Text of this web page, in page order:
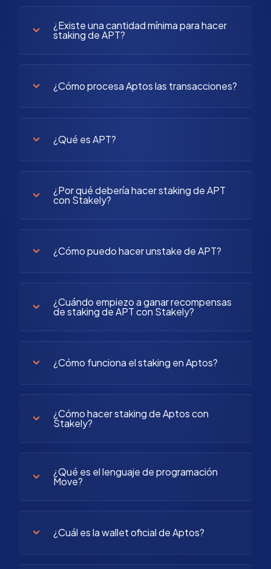
¿Existe una cantidad mínima para hacer
staking de APT?
¿Cómo procesa Aptos las transacciones?
¿Qué es APT?
¿Por qué debería hacer staking de APT
con Stakely?
¿Cómo puedo hacer unstake de APT?
¿Cuándo empiezo a ganar recompensas
de staking de APT con Stakely?
¿Cómo funciona el staking en Aptos?
¿Cómo hacer staking de Aptos con
Stakely?
¿Qué es el lenguaje de programación
Move?
¿Cuál es la wallet oficial de Aptos?